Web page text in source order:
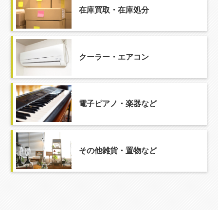
在庫買取・在庫処分
クーラー・エアコン
電子ピアノ・楽器など
その他雑貨・置物など